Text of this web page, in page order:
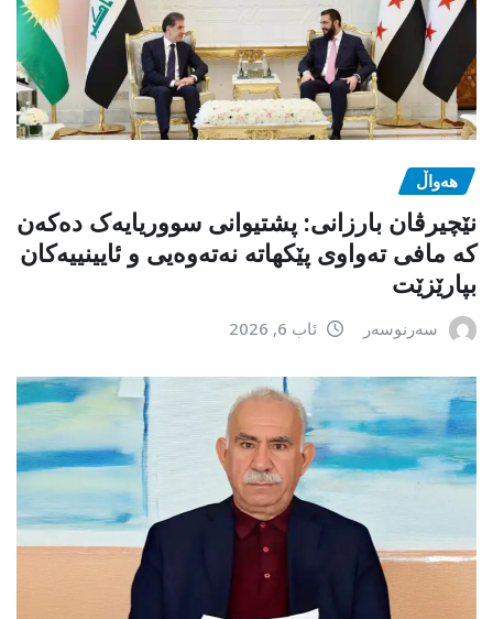
هەواڵ
نێچیرڤان بارزانی: پشتیوانی سووریایەک دەکەن
کە مافی تەواوی پێکهاتە نەتەوەیی و ئایینییەکان
بپارێزێت
سەرنوسەر ئاب 6, 2026